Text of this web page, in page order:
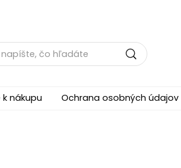
nákupu Ochrana osobných údajov